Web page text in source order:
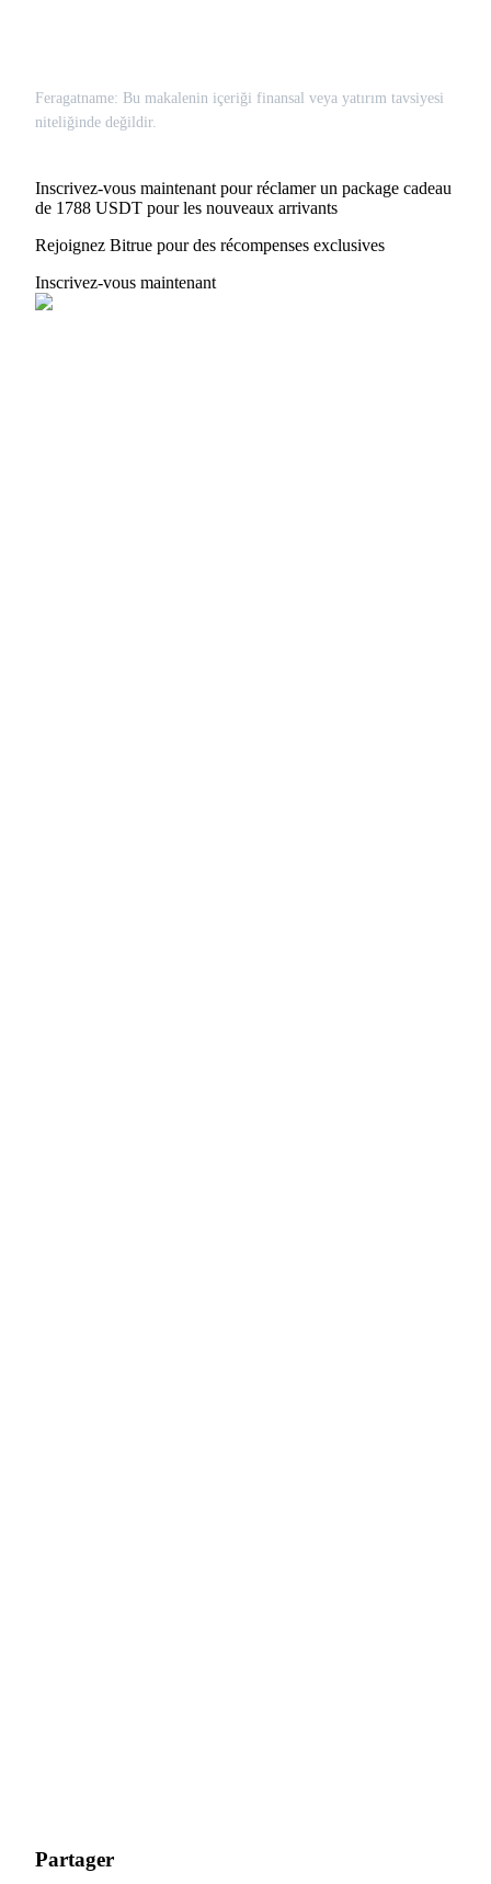
Feragatname: Bu makalenin içeriği finansal veya yatırım tavsiyesi
niteliğinde değildir.
Inscrivez-vous maintenant pour réclamer un package cadeau
de 1788 USDT pour les nouveaux arrivants
Rejoignez Bitrue pour des récompenses exclusives
Inscrivez-vous maintenant
Partager